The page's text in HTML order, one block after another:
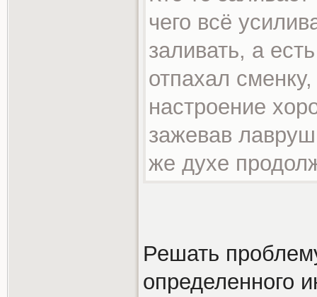
чего всё
заливать, а
отпахал
настроение
зажевав
же духе
Решать
определенного